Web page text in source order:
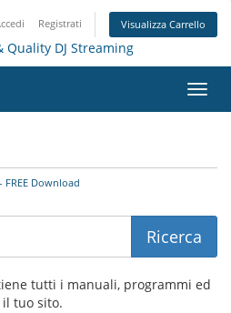
Registrati Visualizza Carrello
FREE Download
tutti i manuali, programmi ed
tuo sito.